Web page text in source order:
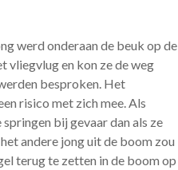
werd onderaan de beuk op de
vliegvlug en kon ze de weg
besproken. Het
risico met zich mee. Als
bij gevaar dan als ze
andere jong uit de boom zou
terug te zetten in de boom op